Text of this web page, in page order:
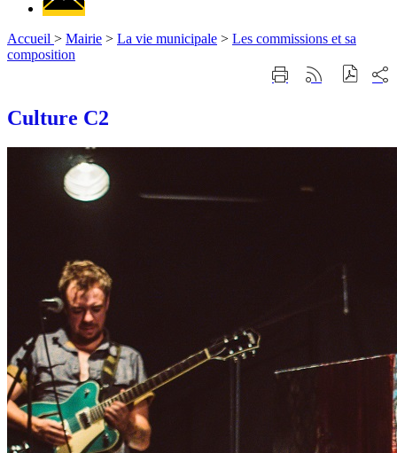
Accueil > Mairie > La vie municipale > Les commissions et sa
composition
ImprimerGénérer
sur
Culture C2